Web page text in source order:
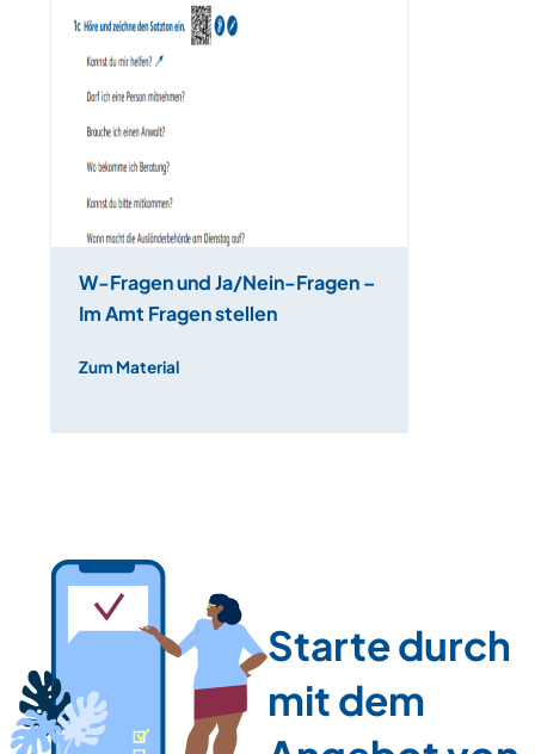
W-Fragen und Ja/Nein-Fragen –
Im Amt Fragen stellen
Zum Material
Starte durch
mit dem